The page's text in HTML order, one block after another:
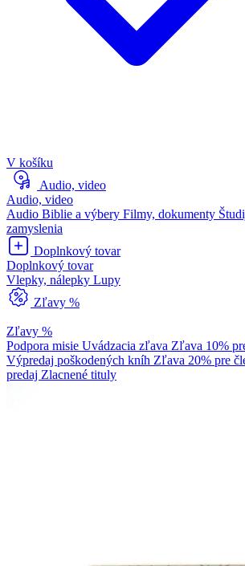
V košíku
Audio, video
Audio, video
Audio Biblie a výbery Filmy, dokumenty
zamyslenia
Doplnkový tovar
Doplnkový tovar
Vlepky, nálepky Lupy
Zľavy %
Zľavy %
Podpora misie Uvádzacia zľava Zľava 10%
Výpredaj poškodených kníh Zľava 20% pre
predaj Zlacnené tituly